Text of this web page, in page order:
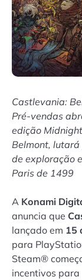
Castlevania:
Pré-vendas
edição
Belmont,
de exploração
Paris de 1499
A Konami
anuncia que
lançado em 15
para
Steam®
incentivos